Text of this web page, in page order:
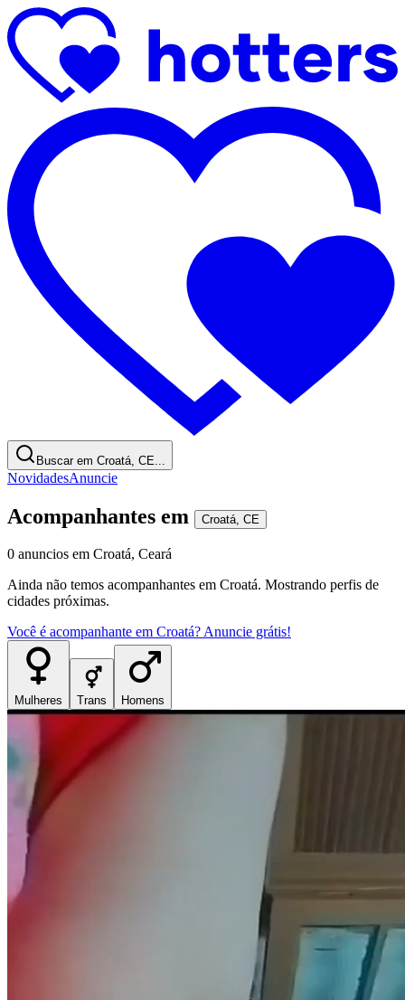
Buscar em Croatá, CE...
NovidadesAnuncie
Acompanhantes em Croatá CE
0 anuncios em Croatá, Ceará
Ainda não temos acompanhantes em Croatá. Mostrando perfis de
cidades próximas.
Você é acompanhante em Croatá? Anuncie grátis!
Mulheres Trans Homens